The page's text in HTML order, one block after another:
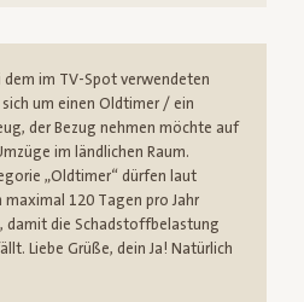
dem im TV-Spot verwendeten
um einen Oldtimer / ein
der Bezug nehmen möchte auf
im ländlichen Raum.
„Oldtimer“ dürfen laut
maximal 120 Tagen pro Jahr
damit die Schadstoffbelastung
Liebe Grüße, dein Ja! Natürlich